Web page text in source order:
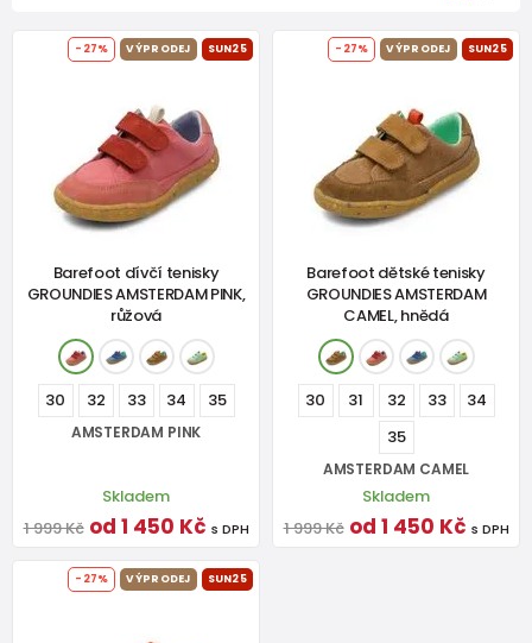
-27% VÝPRODEJ SUN25
Barefoot dívčí tenisky
GROUNDIES AMSTERDAM PINK,
růžová
30 32 33 34 35
AMSTERDAM PINK
Skladem
1 999 Kč od 1 450 Kč s DPH
-27% VÝPRODEJ SUN25
Barefoot dětské tenisky
GROUNDIES AMSTERDAM
CAMEL, hnědá
30 31 32 33
34
35
AMSTERDAM CAMEL
Skladem
1 999 Kč od 1 450 Kč s DPH
-27% VÝPRODEJ SUN25